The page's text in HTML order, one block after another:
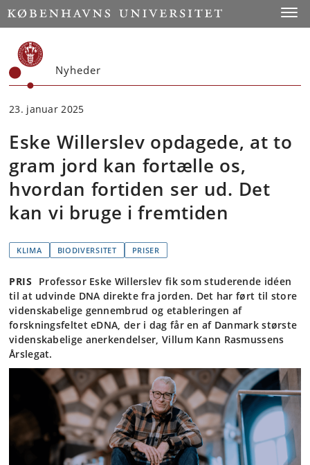
Start
Nyheder
23. januar 2025
Eske Willerslev opdagede, at to
gram jord kan fortælle os,
hvordan fortiden ser ud. Det
kan vi bruge i fremtiden
KLIMA BIODIVERSITET PRISER
PRIS
Professor Eske Willerslev fik som studerende idéen
til at udvinde DNA direkte fra jorden. Det har ført til store
videnskabelige gennembrud og etableringen af
forskningsfeltet eDNA, der i dag får en af Danmark største
videnskabelige anerkendelser, Villum Kann Rasmussens
Årslegat.